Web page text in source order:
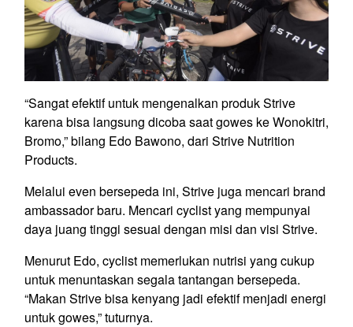
“Sangat efektif untuk mengenalkan produk Strive
karena bisa langsung dicoba saat gowes ke Wonokitri,
Bromo,” bilang Edo Bawono, dari Strive Nutrition
Products.
Melalui even bersepeda ini, Strive juga mencari brand
ambassador baru. Mencari cyclist yang mempunyai
daya juang tinggi sesuai dengan misi dan visi Strive.
Menurut Edo, cyclist memerlukan nutrisi yang cukup
untuk menuntaskan segala tantangan bersepeda.
“Makan Strive bisa kenyang jadi efektif menjadi energi
untuk gowes,” tuturnya.